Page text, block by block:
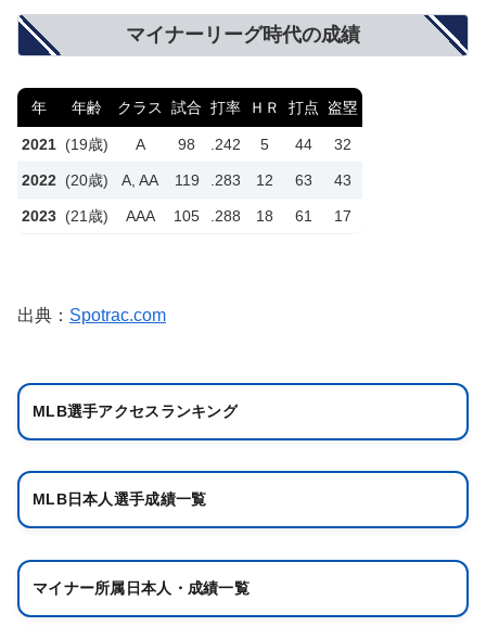
マイナーリーグ時代の成績
年 年齢 クラス 試合 打率 ＨＲ 打点 盗塁
2021 (19歳) A 98 .242 5 44 32
2022 (20歳) A, AA 119 .283 12 63 43
2023 (21歳) AAA 105 .288 18 61 17
出典： Spotrac.com
MLB選手アクセスランキング
MLB日本人選手成績一覧
マイナー所属日本人・成績一覧